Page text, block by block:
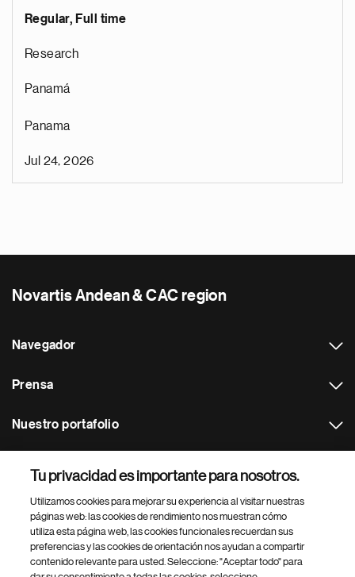
Regular, Full time
Research
Panamá
Panama
Jul 24, 2026
Novartis Andean & CAC region
Navegador
Prensa
Nuestro portafolio
Footer Site Search
Tu privacidad es importante para nosotros.
Utilizamos cookies para mejorar su experiencia al visitar nuestras
páginas web: las cookies de rendimiento nos muestran cómo
utiliza esta página web, las cookies funcionales recuerdan sus
preferencias y las cookies de orientación nos ayudan a compartir
contenido relevante para usted. Seleccione: "Aceptar todo" para